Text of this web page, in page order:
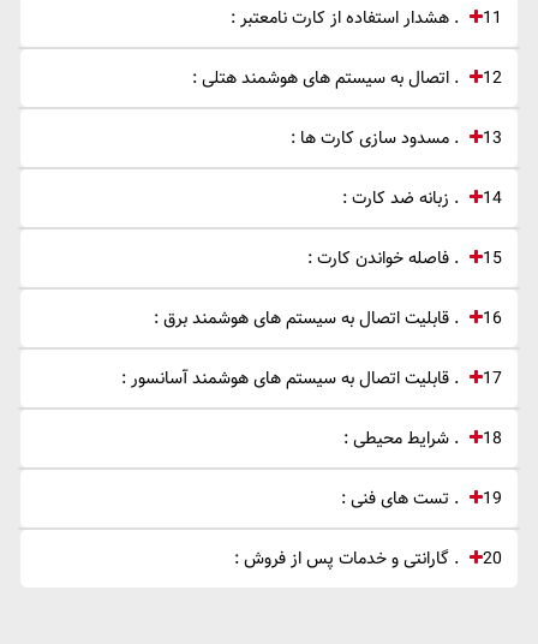
11 . هشدار استفاده از کارت نامعتبر :
12 . اتصال به سیستم های هوشمند هتلی :
13 . مسدود سازی کارت ها :
14 . زبانه ضد کارت :
15 . فاصله خواندن کارت :
16 . قابلیت اتصال به سیستم های هوشمند برق :
17 . قابلیت اتصال به سیستم های هوشمند آسانسور :
18 . شرایط محیطی :
19 . تست های فنی :
20 . گارانتی و خدمات پس از فروش :